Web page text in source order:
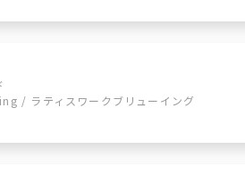
/ ラティスワークブリューイング